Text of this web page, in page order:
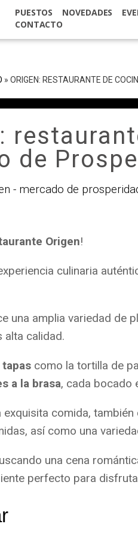
PUESTOS NOVEDADES
CONTACTO
» ORIGEN: RESTAURANTE DE
de
Origen!
culinaria
una amplia variedad de
alta calidad.
como la tortilla de
a la brasa, cada bocado
exquisita comida,
así como una
una cena
perfecto para